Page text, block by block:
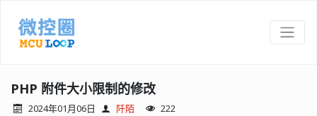
PHP 附件大小限制的修改
2024年01月06日 阡陌 222